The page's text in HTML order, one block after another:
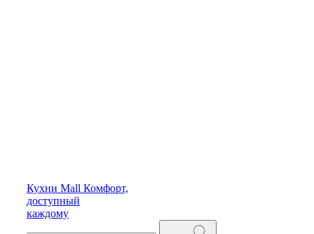
Кухни Mall Комфорт,
доступный
каждому